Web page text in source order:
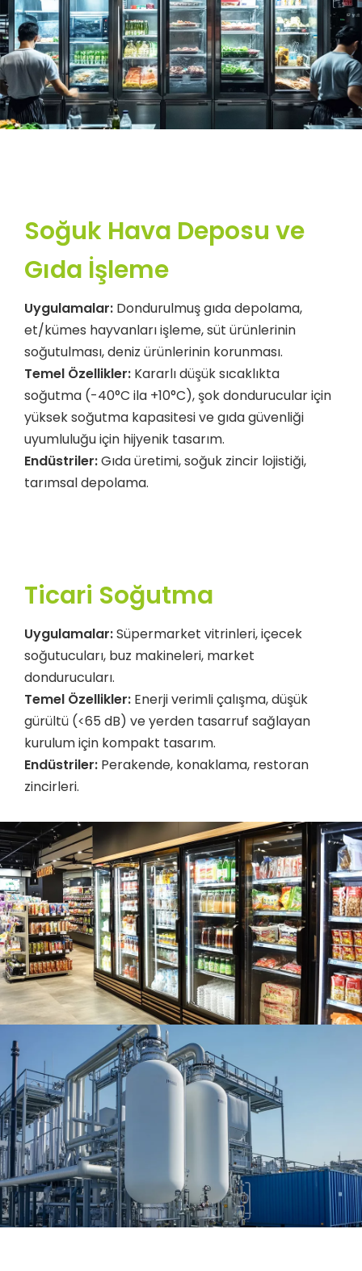
Soğuk Hava Deposu ve
Gıda İşleme
Uygulamalar: Dondurulmuş gıda depolama,
et/kümes hayvanları işleme, süt ürünlerinin
soğutulması, deniz ürünlerinin korunması.
Temel Özellikler: Kararlı düşük sıcaklıkta
soğutma (-40°C ila +10°C), şok dondurucular için
yüksek soğutma kapasitesi ve gıda güvenliği
uyumluluğu için hijyenik tasarım.
Endüstriler:Gıda üretimi, soğuk zincir lojistiği,
tarımsal depolama.
Ticari Soğutma
Uygulamalar:Süpermarket vitrinleri, içecek
soğutucuları, buz makineleri, market
dondurucuları.
Temel Özellikler: Enerji verimli çalışma, düşük
gürültü (<65 dB) ve yerden tasarruf sağlayan
kurulum için kompakt tasarım.
Endüstriler: Perakende, konaklama, restoran
zincirleri.